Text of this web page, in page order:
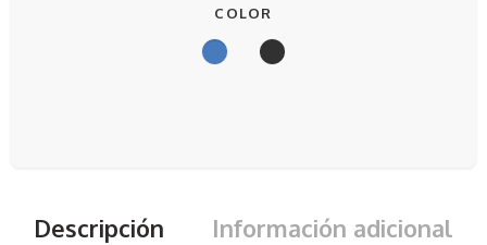
COLOR
Descripción Información adicional